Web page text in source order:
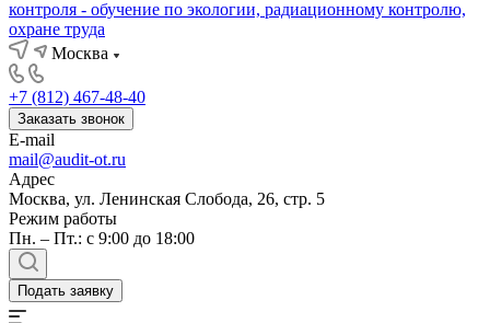
Москва
+7 (812) 467-48-40
Заказать звонок
E-mail
mail@audit-ot.ru
Адрес
Москва, ул. Ленинская Слобода, 26, стр. 5
Режим работы
Пн. – Пт.: с 9:00 до 18:00
Подать заявку